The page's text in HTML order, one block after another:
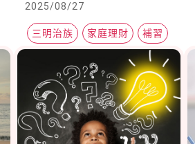
相：孩子還沒贏，我就
先倒下
2025/08/27
三明治族 家庭理財 補習